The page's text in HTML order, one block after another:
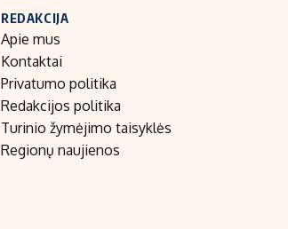
REDAKCIJA
Apie mus
Kontaktai
Privatumo politika
Redakcijos politika
Turinio žymėjimo taisyklės
Regionų naujienos